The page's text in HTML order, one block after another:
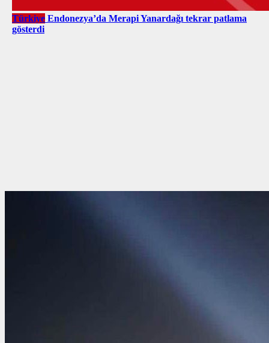
Türkiye Endonezya’da Merapi Yanardağı tekrar patlama
gösterdi